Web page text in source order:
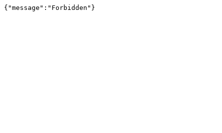
{"message":"Forbidden"}